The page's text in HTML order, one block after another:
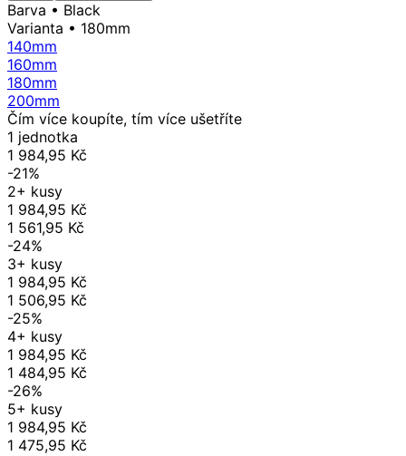
Barva • Black
Varianta • 180mm
140mm
160mm
180mm
200mm
Čím více koupíte, tím více ušetříte
1 jednotka
1 984,95 Kč
-21%
2+ kusy
1 984,95 Kč
1 561,95 Kč
-24%
3+ kusy
1 984,95 Kč
1 506,95 Kč
-25%
4+ kusy
1 984,95 Kč
1 484,95 Kč
-26%
5+ kusy
1 984,95 Kč
1 475,95 Kč